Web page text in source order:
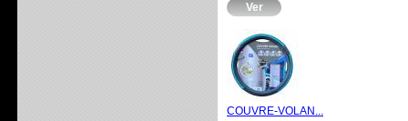
Ver
COUVRE-VOLAN...